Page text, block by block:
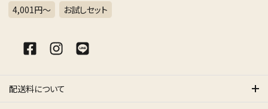
4,001円〜
お試しセット
配送料について